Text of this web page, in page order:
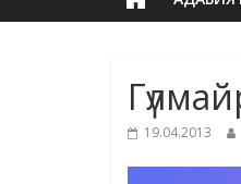
19.04.2013